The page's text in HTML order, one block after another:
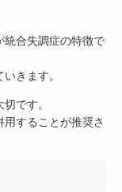
統合失調症の特徴で
きます。
です。
することが推奨さ